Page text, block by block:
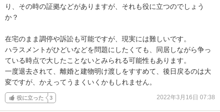
り、その時の証拠などがありますが、それも役に立つのでしょう
か？
在宅のまま調停や訴訟も可能ですが、現実には難しいです。
ハラスメントがひどいなどを問題にしたくても、同居しながら争っ
ている時点で大したことないとみられる可能性もあります。
一度退去されて、離婚と建物明け渡しをすすめて、後日戻るのは大
変ですが、かえってうまくいくかもしれません。
役に立った 3 2022年3月16日 07:38